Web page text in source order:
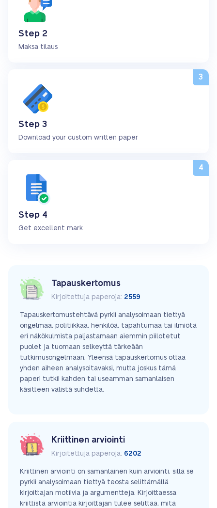
Step 2
Maksa tilaus
Step 3
Download your custom written paper
Step 4
Get excellent mark
Tapauskertomus
Kirjoitettuja paperoja: 2559
Tapauskertomustehtävä pyrkii analysoimaan tiettyä
ongelmaa, politiikkaa, henkilöä, tapahtumaa tai ilmiötä
eri näkökulmista paljastamaan aiemmin piilotetut
puolet ja tuomaan selkeyttä tärkeään
tutkimusongelmaan. Yleensä tapauskertomus ottaa
yhden aiheen analysoitavaksi, mutta joskus tämä
paperi tutkii kahden tai useamman samanlaisen
käsitteen välistä suhdetta.
Kriittinen arviointi
Kirjoitettuja paperoja: 6202
Kriittinen arviointi on samanlainen kuin arviointi, sillä se
pyrkii analysoimaan tiettyä teosta selittämällä
kirjoittajan motiivia ja argumentteja. Kirjoittaessa
kriittistä arviointia kirjoittajan tulee selittää, mitä